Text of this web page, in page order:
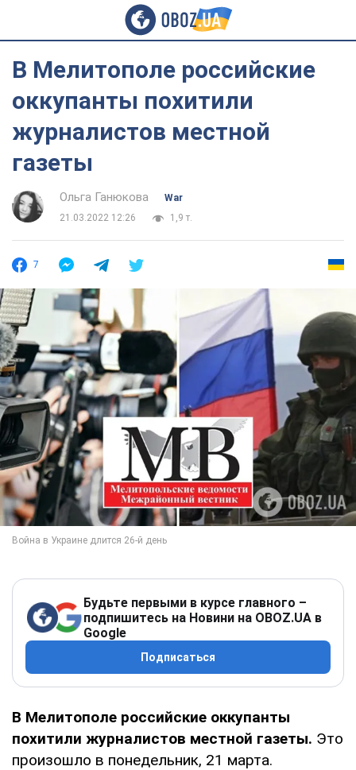
В Мелитополе российские
оккупанты похитили
журналистов местной
газеты
Ольга Ганюкова
War
21.03.2022 12:26
1,9 т.
7
Будьте первыми в курсе главного –
подпишитесь на Новини на OBOZ.UA в
Google
Подписаться
В Мелитополе российские оккупанты
похитили журналистов местной газеты. Это
произошло в понедельник, 21 марта.